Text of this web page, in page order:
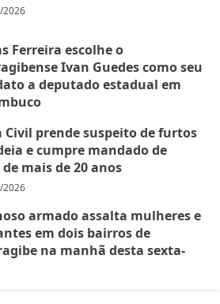
2026
Ferreira escolhe o
Ivan Guedes como seu
a deputado estadual em
Civil prende suspeito de furtos
e cumpre mandado de
mais de 20 anos
2026
armado assalta mulheres e
em dois bairros de
na manhã desta sexta-